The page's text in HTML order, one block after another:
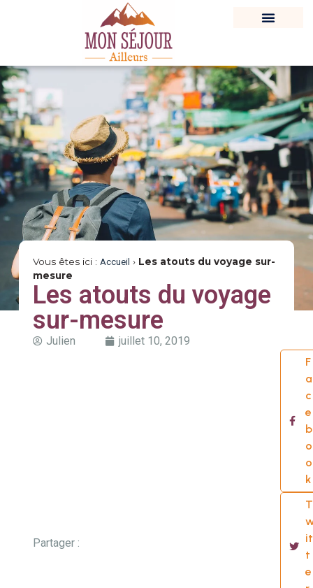
Vous êtes ici : Accueil › Les atouts du voyage sur-
mesure
Les atouts du voyage
sur-mesure
Julien juillet 10, 2019
Partager :
F
a
c
e
b
o
o
k
T
it
t
e